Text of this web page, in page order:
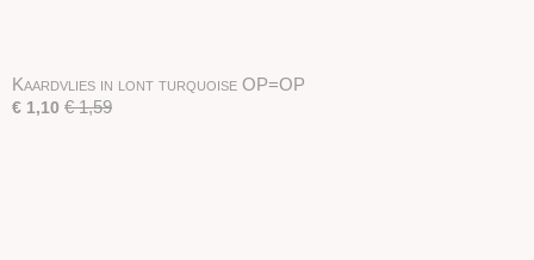
Kaardvlies in lont turquoise OP=OP
€ 1,10 € 1,59